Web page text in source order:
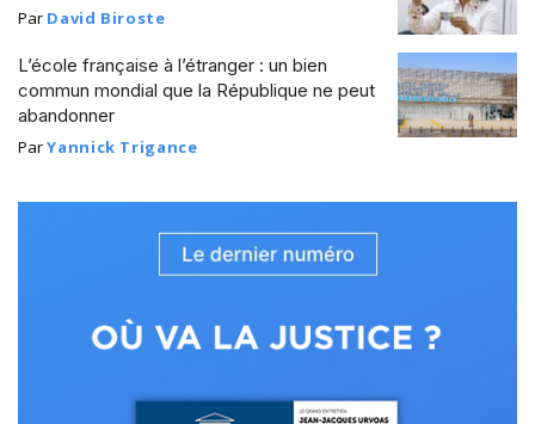
Par David Biroste
L’école française à l’étranger : un bien
commun mondial que la République ne peut
abandonner
ParYannick Trigance